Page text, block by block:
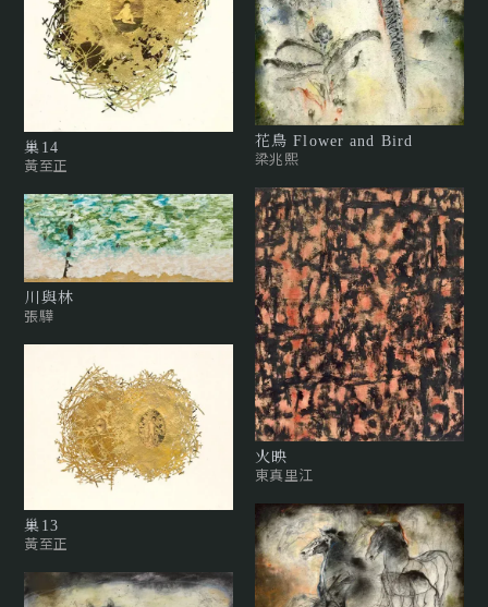
巢14
黃至正
川與林
張驊
巢13
黃至正
花鳥 Flower and Bird
梁兆熙
火映
東真里江